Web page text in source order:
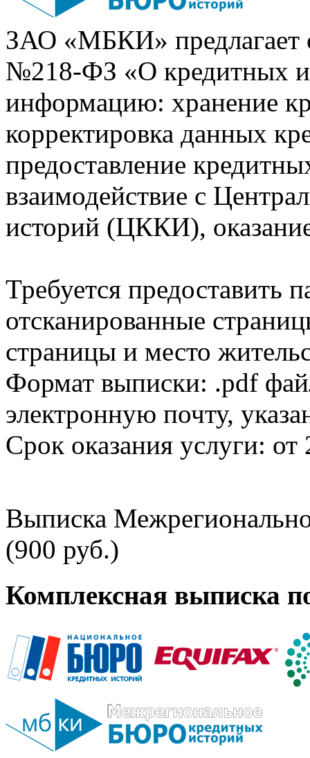
ЗАО «МБКИ» предлагает
№218-ФЗ «О кредитных
информацию: хранение
корректировка данных
предоставление
взаимодействие с
историй (ЦККИ),
Требуется предоставить
отсканированные
страницы и место
Формат выписки: .pdf
электронную почту,
Срок оказания услуги: от
Выписка
(900 руб.)
Комплексная выписка